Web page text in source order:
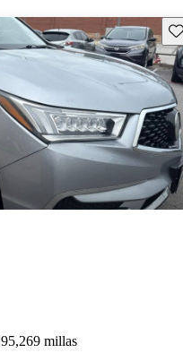
95,269 millas